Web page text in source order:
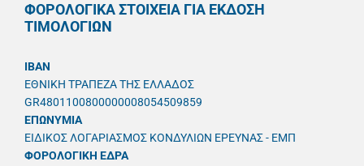
ΦΟΡΟΛΟΓΙΚΑ ΣΤΟΙΧΕΙΑ ΓΙΑ ΕΚΔΟΣΗ
ΤΙΜΟΛΟΓΙΩΝ
IBAN
ΕΘΝΙΚΗ ΤΡΑΠΕΖΑ ΤΗΣ ΕΛΛΑΔΟΣ
GR4801100800000008054509859
ΕΠΩΝΥΜΙΑ
ΕΙΔΙΚΟΣ ΛΟΓΑΡΙΑΣΜΟΣ ΚΟΝΔΥΛΙΩΝ ΕΡΕΥΝΑΣ - ΕΜΠ
ΦΟΡΟΛΟΓΙΚΗ ΕΔΡΑ